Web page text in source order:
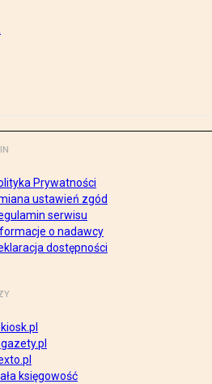
Prywatności
ustawień zgód
serwisu
o nadawcy
dostępności
gazety.pl
księgowość